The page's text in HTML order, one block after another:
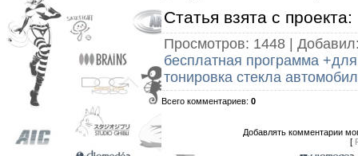
Статья взята с проекта:
Просмотров: 1448 | Добавил
бесплатная программа
тонировка стекла
Всего комментариев: 0
Добавлять комментарии
[